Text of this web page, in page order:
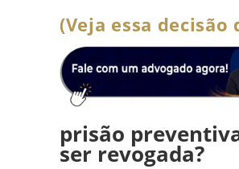
(Veja essa decisão
prisão
ser revogada?